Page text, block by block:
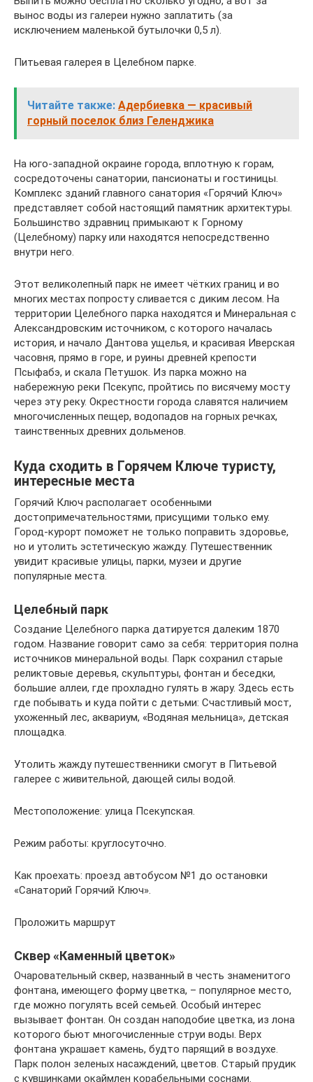
вынос воды из галереи нужно заплатить (за
исключением маленькой бутылочки 0,5 л).
Питьевая галерея в Целебном парке.
Читайте также: Адербиевка — красивый
горный поселок близ Геленджика
На юго-западной окраине города, вплотную к горам,
сосредоточены санатории, пансионаты и гостиницы.
Комплекс зданий главного санатория «Горячий Ключ»
представляет собой настоящий памятник архитектуры.
Большинство здравниц примыкают к Горному
(Целебному) парку или находятся непосредственно
внутри него.
Этот великолепный парк не имеет чётких границ и во
многих местах попросту сливается с диким лесом. На
территории Целебного парка находятся и Минеральная с
Александровским источником, с которого началась
история, и начало Дантова ущелья, и красивая Иверская
часовня, прямо в горе, и руины древней крепости
Псыфабэ, и скала Петушок. Из парка можно на
набережную реки Псекупс, пройтись по висячему мосту
через эту реку. Окрестности города славятся наличием
многочисленных пещер, водопадов на горных речках,
таинственных древних дольменов.
Куда сходить в Горячем Ключе туристу,
интересные места
Горячий Ключ располагает особенными
достопримечательностями, присущими только ему.
Город-курорт поможет не только поправить здоровье,
но и утолить эстетическую жажду. Путешественник
увидит красивые улицы, парки, музеи и другие
популярные места.
Целебный парк
Создание Целебного парка датируется далеким 1870
годом. Название говорит само за себя: территория полна
источников минеральной воды. Парк сохранил старые
реликтовые деревья, скульптуры, фонтан и беседки,
большие аллеи, где прохладно гулять в жару. Здесь есть
где побывать и куда пойти с детьми: Счастливый мост,
ухоженный лес, аквариум, «Водяная мельница», детская
площадка.
Утолить жажду путешественники смогут в Питьевой
галерее с живительной, дающей силы водой.
Местоположение: улица Псекупская.
Режим работы: круглосуточно.
Как проехать: проезд автобусом №1 до остановки
«Санаторий Горячий Ключ».
Проложить маршрут
Сквер «Каменный цветок»
Очаровательный сквер, названный в честь знаменитого
фонтана, имеющего форму цветка, – популярное место,
где можно погулять всей семьей. Особый интерес
вызывает фонтан. Он создан наподобие цветка, из лона
которого бьют многочисленные струи воды. Верх
фонтана украшает камень, будто парящий в воздухе.
Парк полон зеленых насаждений, цветов. Старый прудик
с кувшинками окаймлен корабельными соснами.